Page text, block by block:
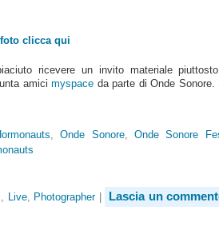
clicca qui
ricevere un invito materiale
amici myspace da parte di Onde Sonore.
,Onde Sonore, Onde Sonore
Live, Photographer| Lascia un